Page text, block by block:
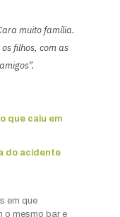
muito família.
filhos, com as
que caiu em
do acidente
em que
o mesmo bar e